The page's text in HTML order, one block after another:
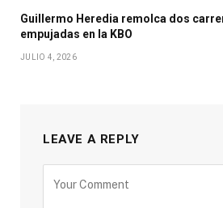
Guillermo Heredia remolca dos
empujadas en la KBO
JULIO 4, 2026
LEAVE A REPLY